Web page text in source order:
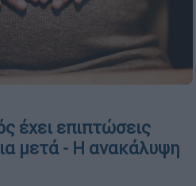
έχει επιπτώσεις
μετά - Η ανακάλυψη